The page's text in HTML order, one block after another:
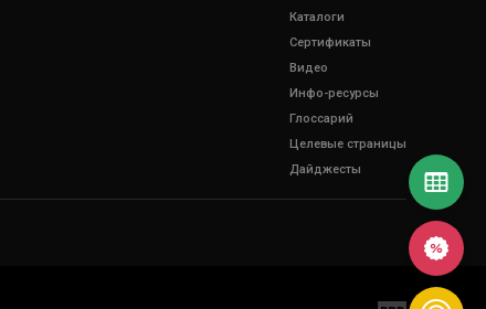
Каталоги
Сертификаты
Видео
Инфо-ресурсы
Глоссарий
Целевые страницы
Дайджесты